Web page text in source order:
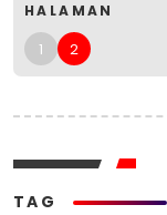
HALAMAN
1 2
TAG